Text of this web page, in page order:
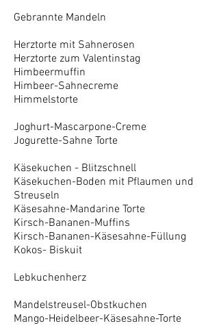
Gebrannte Mandeln
Herztorte mit Sahnerosen
Herztorte zum Valentinstag
Himbeermuffin
Himbeer-Sahnecreme
Himmelstorte
Joghurt-Mascarpone-Creme
Jogurette-Sahne Torte
Käsekuchen - Blitzschnell
Käsekuchen-Boden mit Pflaumen und
Streuseln
Käsesahne-Mandarine Torte
Kirsch-Bananen-Muffins
Kirsch-Bananen-Käsesahne-Füllung
Kokos- Biskuit
Lebkuchenherz
Mandelstreusel-Obstkuchen
Mango-Heidelbeer-Käsesahne-Torte